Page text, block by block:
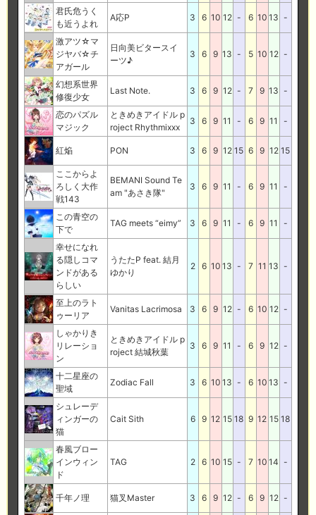
君氏危うく
も近うよれ
A応P 3 6 10 12 - 6 10 13 -
激アツ☆マ
ジヤバ☆チ
アガール
日向美ビタースイ
ーツ♪
3 6 9 13 - 5 10 12 -
幻想系世界
修復少女
Last Note. 3 6 9 12 - 7 9 13 -
恋のパズル
マジック
ときめきアイドル p
roject Rhythmixxx
3 6 9 11 - 6 9 11 -
紅焔 PON 3 6 9 12 15 6 9 12 15
ここからよ
ろしく大作
戦143
BEMANI Sound Te
am "あさき隊"
3 6 9 11 - 6 9 11 -
この青空の
下で
TAG meets “eimy” 3 6 9 11 - 6 9 11 -
幸せになれ
る隠しコマ
ンドがある
らしい
うたたP feat. 結月
ゆかり
2 6 10 13 - 7 11 13 -
至上のラト
ゥーリア
Vanitas Lacrimosa 3 6 9 12 - 6 10 12 -
しゃかりき
リレーショ
ン
ときめきアイドル p
roject 結城秋葉
3 6 9 11 - 6 9 12 -
十二星座の
聖域
Zodiac Fall 3 6 10 13 - 6 10 13 -
シュレーデ
ィンガーの
猫
Cait Sith 6 9 12 15 18 9 12 15 18
春風ブロー
インウィン
ド
TAG 2 6 10 15 - 7 10 14 -
千年ノ理 猫叉Master 3 6 9 12 - 6 9 12 -